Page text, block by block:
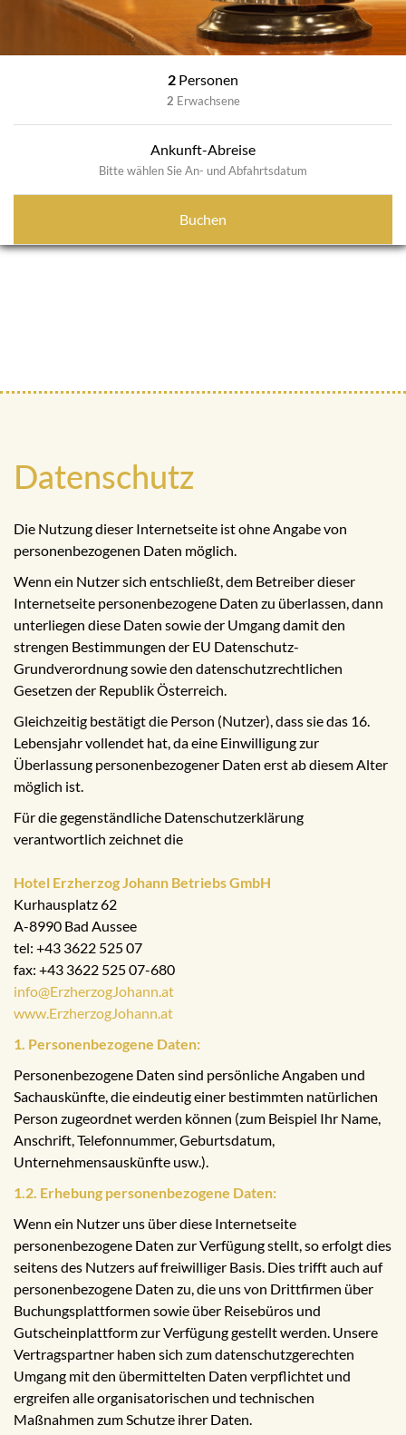
2 Personen
2 Erwachsene
Ankunft-Abreise
Bitte wählen Sie An- und Abfahrtsdatum
Buchen
Datenschutz
Die Nutzung dieser Internetseite ist ohne Angabe von
personenbezogenen Daten möglich.
Wenn ein Nutzer sich entschließt, dem Betreiber dieser
Internetseite personenbezogene Daten zu überlassen, dann
unterliegen diese Daten sowie der Umgang damit den
strengen Bestimmungen der EU Datenschutz-
Grundverordnung sowie den datenschutzrechtlichen
Gesetzen der Republik Österreich.
Gleichzeitig bestätigt die Person (Nutzer), dass sie das 16.
Lebensjahr vollendet hat, da eine Einwilligung zur
Überlassung personenbezogener Daten erst ab diesem Alter
möglich ist.
Für die gegenständliche Datenschutzerklärung
verantwortlich zeichnet die
Hotel Erzherzog Johann Betriebs GmbH
Kurhausplatz 62
A-8990 Bad Aussee
tel: +43 3622 525 07
fax: +43 3622 525 07-680
info@ErzherzogJohann.at
www.ErzherzogJohann.at
1. Personenbezogene Daten:
Personenbezogene Daten sind persönliche Angaben und
Sachauskünfte, die eindeutig einer bestimmten natürlichen
Person zugeordnet werden können (zum Beispiel Ihr Name,
Anschrift, Telefonnummer, Geburtsdatum,
Unternehmensauskünfte usw.).
1.2. Erhebung personenbezogene Daten:
Wenn ein Nutzer uns über diese Internetseite
personenbezogene Daten zur Verfügung stellt, so erfolgt dies
seitens des Nutzers auf freiwilliger Basis. Dies trifft auch auf
personenbezogene Daten zu, die uns von Drittfirmen über
Buchungsplattformen sowie über Reisebüros und
Gutscheinplattform zur Verfügung gestellt werden. Unsere
Vertragspartner haben sich zum datenschutzgerechten
Umgang mit den übermittelten Daten verpflichtet und
ergreifen alle organisatorischen und technischen
Maßnahmen zum Schutze ihrer Daten.